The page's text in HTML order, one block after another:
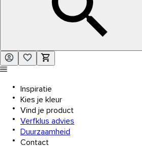
Inspiratie
Kies je kleur
Vind je product
Verfklus advies
Duurzaamheid
Contact